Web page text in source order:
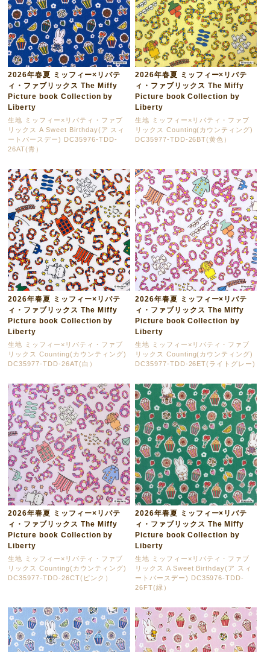
2026年春夏 ミッフィー×リバテ
ィ・ファブリックス The Miffy
Picture book Collection by
Liberty
生地 ミッフィー×リバティ・ファブ
リックス A Sweet Birthday(ア スィ
ートバースデー) DC35976-TDD-
26AT(青）
2026年春夏 ミッフィー×リバテ
ィ・ファブリックス The Miffy
Picture book Collection by
Liberty
生地 ミッフィー×リバティ・ファブ
リックス Counting(カウンティング)
DC35977-TDD-26BT(黄色）
2026年春夏 ミッフィー×リバテ
ィ・ファブリックス The Miffy
Picture book Collection by
Liberty
生地 ミッフィー×リバティ・ファブ
リックス Counting(カウンティング)
DC35977-TDD-26AT(白）
2026年春夏 ミッフィー×リバテ
ィ・ファブリックス The Miffy
Picture book Collection by
Liberty
生地 ミッフィー×リバティ・ファブ
リックス Counting(カウンティング)
DC35977-TDD-26ET(ライトグレー)
2026年春夏 ミッフィー×リバテ
ィ・ファブリックス The Miffy
Picture book Collection by
Liberty
生地 ミッフィー×リバティ・ファブ
リックス Counting(カウンティング)
DC35977-TDD-26CT(ピンク）
2026年春夏 ミッフィー×リバテ
ィ・ファブリックス The Miffy
Picture book Collection by
Liberty
生地 ミッフィー×リバティ・ファブ
リックス A Sweet Birthday(ア スィ
ートバースデー) DC35976-TDD-
26FT(緑）